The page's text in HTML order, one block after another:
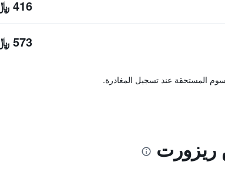
416 ﷼
573 ﷼
المستحقة عند تسجيل المغادرة.
ريزورت